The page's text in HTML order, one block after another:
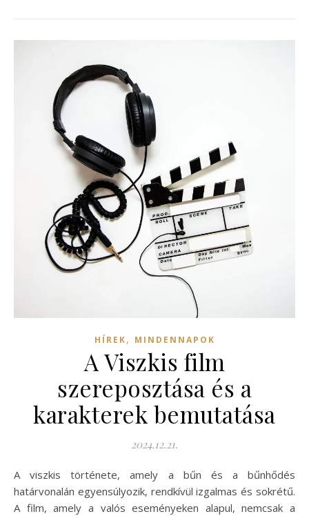
HÍREK, MINDENNAPOK
A Viszkis film
szereposztása és a
karakterek bemutatása
2024.12.21.
A viszkis története, amely a bűn és a bűnhődés
határvonalán egyensúlyozik, rendkívül izgalmas és sokrétű.
A film, amely a valós eseményeken alapul, nemcsak a